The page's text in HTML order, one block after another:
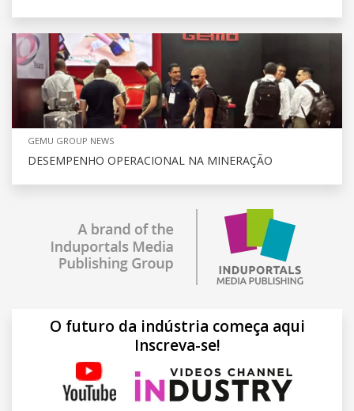
GEMU GROUP NEWS
DESEMPENHO OPERACIONAL NA MINERAÇÃO
O futuro da indústria começa aqui
Inscreva-se!